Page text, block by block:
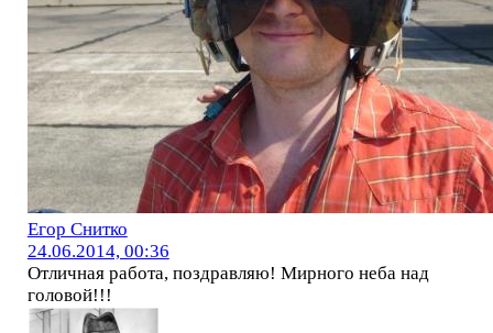
Егор Снитко
24.06.2014, 00:36
Отличная работа, поздравляю! Мирного неба над
головой!!!